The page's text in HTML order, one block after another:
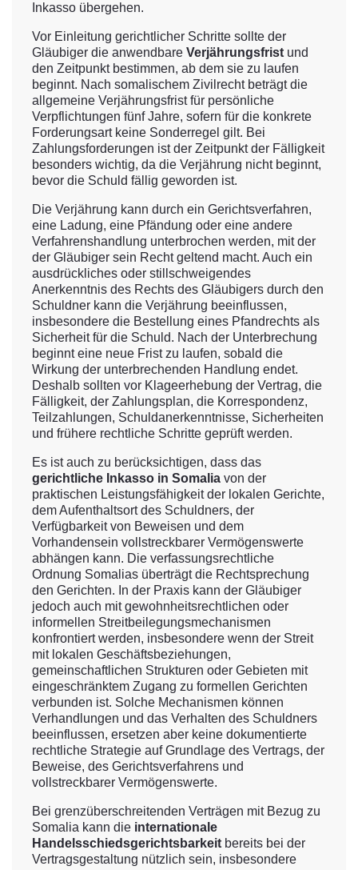
Inkasso übergehen.
Vor Einleitung gerichtlicher Schritte sollte der
Gläubiger die anwendbare Verjährungsfrist und
den Zeitpunkt bestimmen, ab dem sie zu laufen
beginnt. Nach somalischem Zivilrecht beträgt die
allgemeine Verjährungsfrist für persönliche
Verpflichtungen fünf Jahre, sofern für die konkrete
Forderungsart keine Sonderregel gilt. Bei
Zahlungsforderungen ist der Zeitpunkt der Fälligkeit
besonders wichtig, da die Verjährung nicht beginnt,
bevor die Schuld fällig geworden ist.
Die Verjährung kann durch ein Gerichtsverfahren,
eine Ladung, eine Pfändung oder eine andere
Verfahrenshandlung unterbrochen werden, mit der
der Gläubiger sein Recht geltend macht. Auch ein
ausdrückliches oder stillschweigendes
Anerkenntnis des Rechts des Gläubigers durch den
Schuldner kann die Verjährung beeinflussen,
insbesondere die Bestellung eines Pfandrechts als
Sicherheit für die Schuld. Nach der Unterbrechung
beginnt eine neue Frist zu laufen, sobald die
Wirkung der unterbrechenden Handlung endet.
Deshalb sollten vor Klageerhebung der Vertrag, die
Fälligkeit, der Zahlungsplan, die Korrespondenz,
Teilzahlungen, Schuldanerkenntnisse, Sicherheiten
und frühere rechtliche Schritte geprüft werden.
Es ist auch zu berücksichtigen, dass das
gerichtliche Inkasso in Somalia von der
praktischen Leistungsfähigkeit der lokalen Gerichte,
dem Aufenthaltsort des Schuldners, der
Verfügbarkeit von Beweisen und dem
Vorhandensein vollstreckbarer Vermögenswerte
abhängen kann. Die verfassungsrechtliche
Ordnung Somalias überträgt die Rechtsprechung
den Gerichten. In der Praxis kann der Gläubiger
jedoch auch mit gewohnheitsrechtlichen oder
informellen Streitbeilegungsmechanismen
konfrontiert werden, insbesondere wenn der Streit
mit lokalen Geschäftsbeziehungen,
gemeinschaftlichen Strukturen oder Gebieten mit
eingeschränktem Zugang zu formellen Gerichten
verbunden ist. Solche Mechanismen können
Verhandlungen und das Verhalten des Schuldners
beeinflussen, ersetzen aber keine dokumentierte
rechtliche Strategie auf Grundlage des Vertrags, der
Beweise, des Gerichtsverfahrens und
vollstreckbarer Vermögenswerte.
Bei grenzüberschreitenden Verträgen mit Bezug zu
Somalia kann die internationale
Handelsschiedsgerichtsbarkeit bereits bei der
Vertragsgestaltung nützlich sein, insbesondere